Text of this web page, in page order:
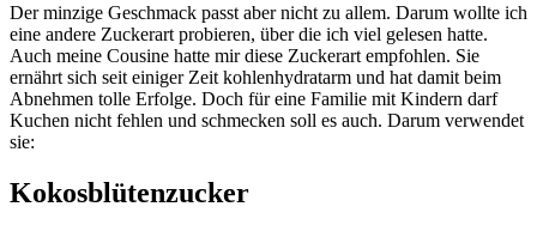
Der minzige Geschmack passt aber nicht zu allem. Darum wollte ich
eine andere Zuckerart probieren, über die ich viel gelesen hatte.
Auch meine Cousine hatte mir diese Zuckerart empfohlen. Sie
ernährt sich seit einiger Zeit kohlenhydratarm und hat damit beim
Abnehmen tolle Erfolge. Doch für eine Familie mit Kindern darf
Kuchen nicht fehlen und schmecken soll es auch. Darum verwendet
sie:
Kokosblütenzucker